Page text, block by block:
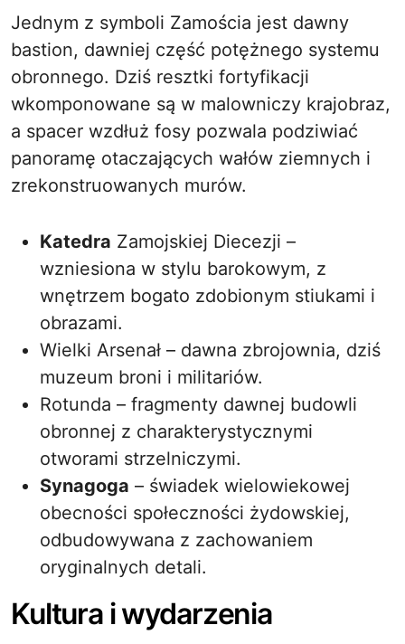
Jednym z symboli Zamościa jest dawny
bastion, dawniej część potężnego systemu
obronnego. Dziś resztki fortyfikacji
wkomponowane są w malowniczy krajobraz,
a spacer wzdłuż fosy pozwala podziwiać
panoramę otaczających wałów ziemnych i
zrekonstruowanych murów.
Katedra Zamojskiej Diecezji –
wzniesiona w stylu barokowym, z
wnętrzem bogato zdobionym stiukami i
obrazami.
Wielki Arsenał – dawna zbrojownia, dziś
muzeum broni i militariów.
Rotunda – fragmenty dawnej budowli
obronnej z charakterystycznymi
otworami strzelniczymi.
Synagoga – świadek wielowiekowej
obecności społeczności żydowskiej,
odbudowywana z zachowaniem
oryginalnych detali.
Kultura i wydarzenia